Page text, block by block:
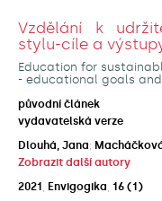
Vzdělání k
stylu-cíle a
Education for
- educational goals
původní článek
vydavatelská verze
Dlouhá, Jana;
Zobrazit další autory
2021 Envigogika 16 (1)